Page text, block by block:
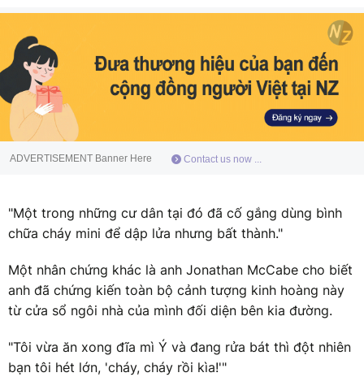
ADVERTISEMENT Banner Here Contact us now ...
"Một trong những cư dân tại đó đã cố gắng dùng bình
chữa cháy mini để dập lửa nhưng bất thành."
Một nhân chứng khác là anh Jonathan McCabe cho biết
anh đã chứng kiến toàn bộ cảnh tượng kinh hoàng này
từ cửa sổ ngôi nhà của mình đối diện bên kia đường.
"Tôi vừa ăn xong đĩa mì Ý và đang rửa bát thì đột nhiên
bạn tôi hét lớn, 'cháy, cháy rồi kìa!'"